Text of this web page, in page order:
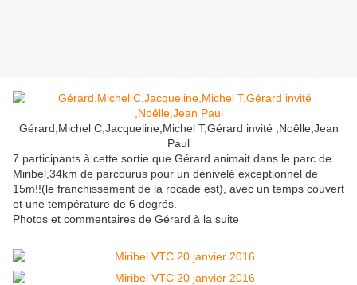
Gérard,Michel C,Jacqueline,Michel T,Gérard invité ,Noêlle,Jean
Paul
7 participants à cette sortie que Gérard animait dans le parc de
Miribel,34km de parcourus pour un dénivelé exceptionnel de
15m!!(le franchissement de la rocade est), avec un temps couvert
et une température de 6 degrés.
Photos et commentaires de Gérard à la suite